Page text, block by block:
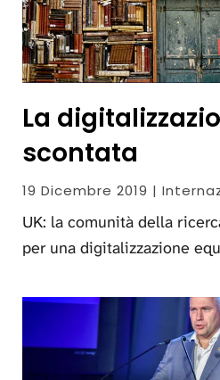
La
scontata
19 Dicembre 2019 |
UK: la comunità della
per una digitalizzazione